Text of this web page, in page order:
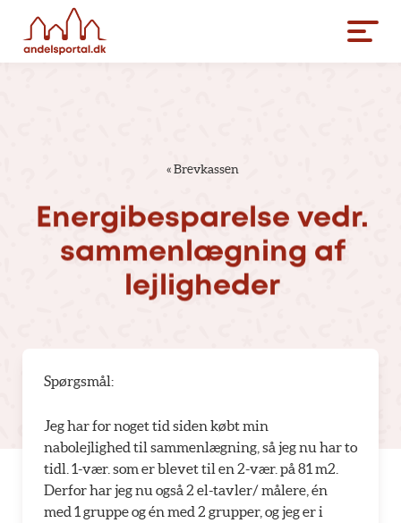
«Brevkassen
Energibesparelse vedr.
sammenlægning af
lejligheder
Spørgsmål:
Jeg har for noget tid siden købt min
nabolejlighed til sammenlægning, så jeg nu har to
tidl. 1-vær. som er blevet til en 2-vær. på 81 m2.
Derfor har jeg nu også 2 el-tavler/ målere, én
med 1 gruppe og én med 2 grupper, og jeg er i